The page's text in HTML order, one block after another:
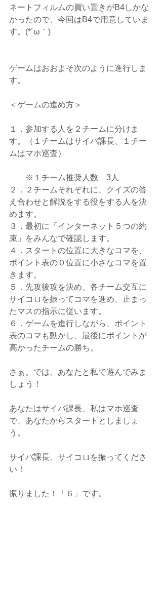
ネートフィルムの買い置きがB4しかな
かったので、今回はB4で用意していま
す。(*´ω｀)
ゲームはおおよそ次のように進行しま
す。
＜ゲームの進め方＞
１．参加する人を２チームに分けま
す。（１チームはサイバ課長、１チー
ムはマホ巡査）
※１チーム推奨人数　3人
２．２チームそれぞれに、クイズの答
え合わせと解説をする役をする人を決
めます。
３．最初に「インターネット５つの約
束」をみんなで確認します。
４．スタートの位置に大きなコマを、
ポイント表の０位置に小さなコマを置
きます。
５．先攻後攻を決め、各チーム交互に
サイコロを振ってコマを進め、止まっ
たマスの指示に従います。
６．ゲームを進行しながら、ポイント
表のコマも動かし、最後にポイントが
高かったチームの勝ち。
さぁ。では、あなたと私で遊んでみま
しょう！
あなたはサイバ課長、私はマホ巡査
で、あなたからスタートとしましょ
う。
サイバ課長、サイコロを振ってくださ
い！
振りました！「６」です。